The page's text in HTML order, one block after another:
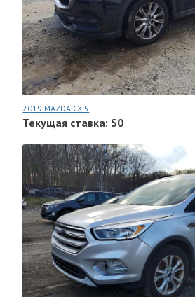
2019 MAZDA CX-5
Текущая ставка: $0